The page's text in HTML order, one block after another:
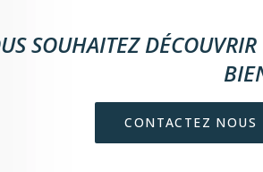
SOUHAITEZ DÉCOUVRIR
CONTACTEZ NOUS